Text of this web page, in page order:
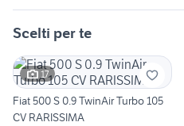
Scelti per te
17
Fiat 500 S 0.9 TwinAir Turbo 105
CV RARISSIMA